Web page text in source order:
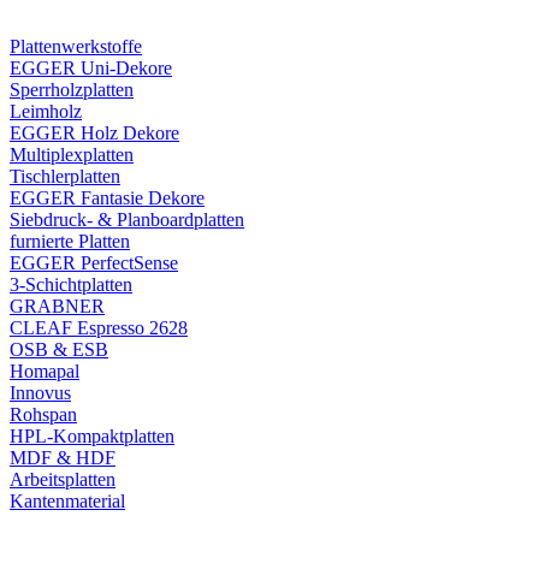
Plattenwerkstoffe
EGGER Uni-Dekore
Sperrholzplatten
Leimholz
EGGER Holz Dekore
Multiplexplatten
Tischlerplatten
EGGER Fantasie Dekore
Siebdruck- & Planboardplatten
furnierte Platten
EGGER PerfectSense
3-Schichtplatten
GRABNER
CLEAF Espresso 2628
OSB & ESB
Homapal
Innovus
Rohspan
HPL-Kompaktplatten
MDF & HDF
Arbeitsplatten
Kantenmaterial